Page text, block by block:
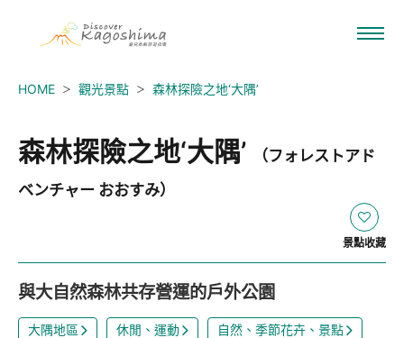
HOME 觀光景點 森林探險之地‘大隅’
森林探險之地‘大隅’
（フォレストアド
ベンチャー おおすみ）
景點收藏
與大自然森林共存營運的戶外公園
大隅地區 休閒、運動 自然、季節花卉、景點